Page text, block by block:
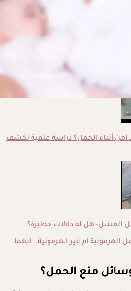
آمن أثناء الحمل؟ دراسة علمية تكشف
العسل- هل له دلالات خطيرة؟
الهرمونية أم غير الهرمونية.. أيهما
لوسائل منع الحمل؟